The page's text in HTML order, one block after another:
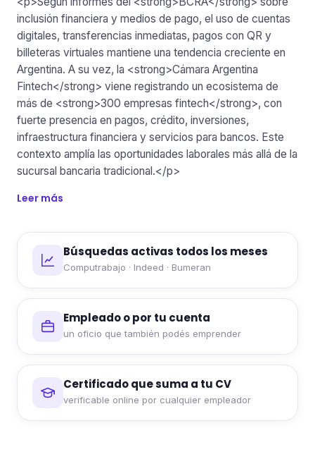
inclusión financiera y medios de pago, el uso de cuentas
digitales, transferencias inmediatas, pagos con QR y
billeteras virtuales mantiene una tendencia creciente en
Argentina. A su vez, la <strong>Cámara Argentina
Fintech</strong> viene registrando un ecosistema de
más de <strong>300 empresas fintech</strong>, con
fuerte presencia en pagos, crédito, inversiones,
infraestructura financiera y servicios para bancos. Este
contexto amplía las oportunidades laborales más allá de la
sucursal bancaria tradicional.</p>
Leer más
Búsquedas activas todos los meses
Computrabajo · Indeed · Bumeran
Empleado o por tu cuenta
un oficio que también podés emprender
Certificado que suma a tu CV
verificable online por cualquier empleador